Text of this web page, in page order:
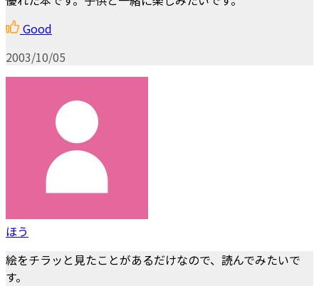
Good
2003/10/05
ほう
絵をチラッと見たことがあるだけなので、読んでみたいで
す。